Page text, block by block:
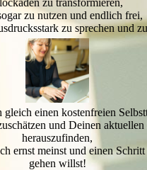
zu transformieren,
zu nutzen und endlich frei,
zu sprechen und
gleich einen kostenfreien
und Deinen aktuellen
herauszufinden,
ernst meinst und einen
gehen willst!